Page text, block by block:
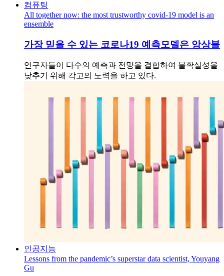
컴퓨팅
All together now: the most trustworthy covid-19 model is an
ensemble
가장 믿을 수 있는 코로나19 예측모델은 앙상블
연구자들이 다수의 예측과 전망을 결합하여 불확실성을
낮추기 위해 각고의 노력을 하고 있다.
인공지능
Lessons from the pandemic’s superstar data scientist, Youyang
Gu